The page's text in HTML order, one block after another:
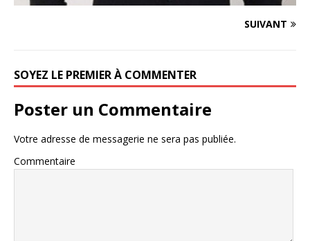
SUIVANT
SOYEZ LE PREMIER À COMMENTER
Poster un Commentaire
Votre adresse de messagerie ne sera pas publiée.
Commentaire